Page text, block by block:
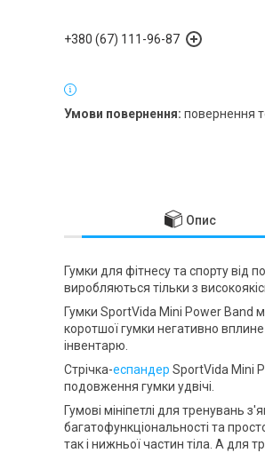
+380 (67) 111-96-87
повернення
Опис
Гумки для фітнесу та спорту від
виробляються тільки з
Гумки SportVida Mini Power Band
коротшої гумки негативно
інвентарю.
Стрічка-еспандер SportVida Mini
подовження гумки удвічі.
Гумові мініпетлі для тренувань
багатофункціональності та
так і нижньої частин тіла. А для